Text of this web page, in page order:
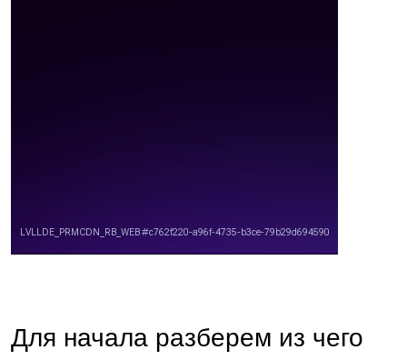
Для начала разберем из чего